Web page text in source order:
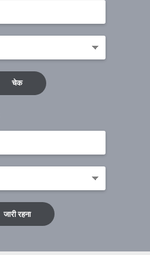
चेक
जारी रहना